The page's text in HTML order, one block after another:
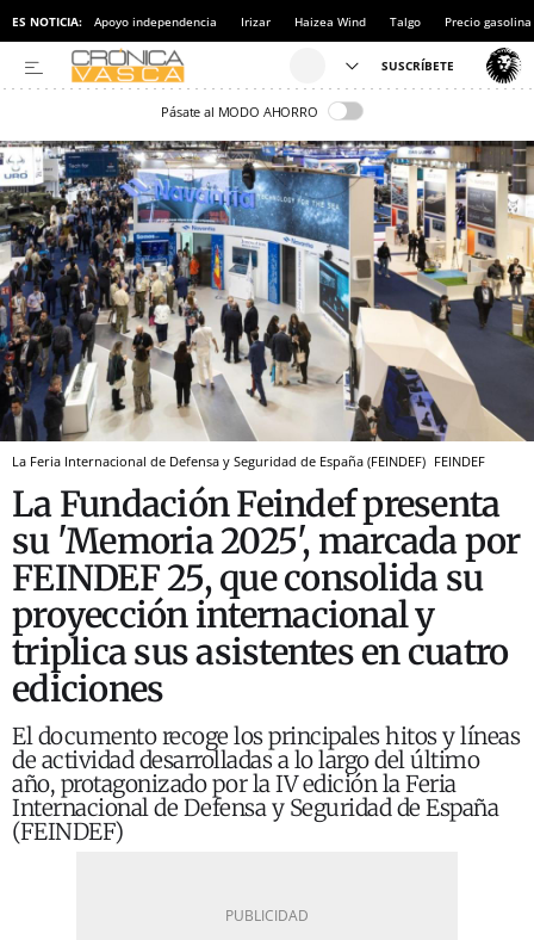
ES NOTICIA: Apoyo independencia Irizar Haizea Wind Talgo Precio gasolina
Pásate al MODO AHORRO
La Feria Internacional de Defensa y Seguridad de España (FEINDEF) FEINDEF
La Fundación Feindef presenta
su 'Memoria 2025', marcada por
FEINDEF 25, que consolida su
proyección internacional y
triplica sus asistentes en cuatro
ediciones
El documento recoge los principales hitos y líneas
de actividad desarrolladas a lo largo del último
año, protagonizado por la IV edición la Feria
Internacional de Defensa y Seguridad de España
(FEINDEF)